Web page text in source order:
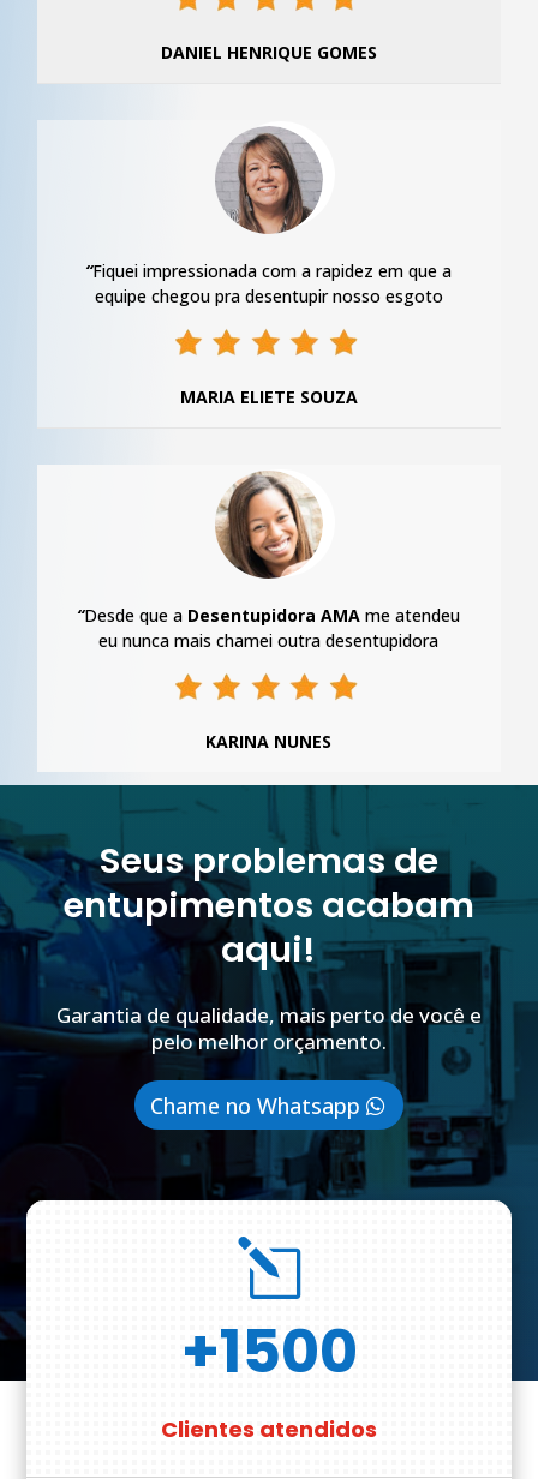
DANIEL HENRIQUE GOMES
“Fiquei impressionada com a rapidez em que a
equipe chegou pra desentupir nosso esgoto
MARIA ELIETE SOUZA
“Desde que a Desentupidora AMA me atendeu
eu nunca mais chamei outra desentupidora
KARINA NUNES
Seus problemas de
entupimentos acabam
aqui!
Garantia de qualidade, mais perto de você e
pelo melhor orçamento.
Chame no Whatsapp
l
+1500
Clientes atendidos